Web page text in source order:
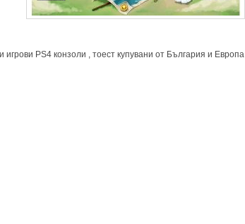
игрови PS4 конзоли , тоест купувани от България и Европа